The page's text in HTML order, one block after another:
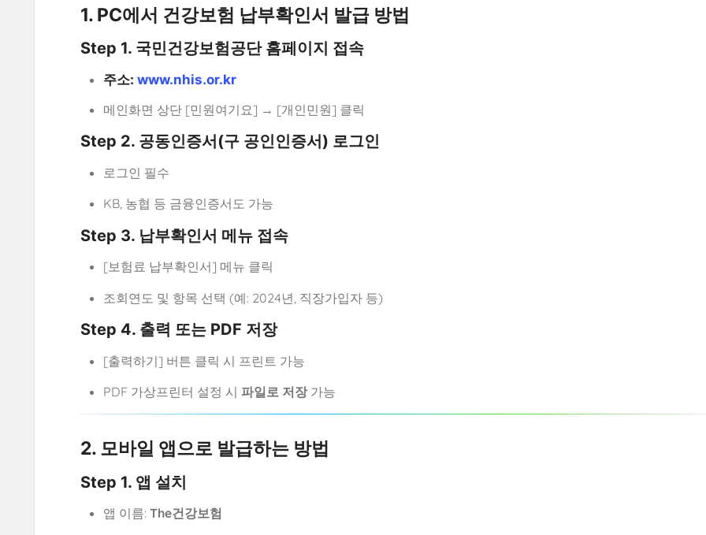
1. PC에서 건강보험 납부확인서 발급 방법
Step 1. 국민건강보험공단 홈페이지 접속
주소:www.nhis.or.kr
메인화면 상단 [민원여기요] → [개인민원] 클릭
Step 2. 공동인증서(구 공인인증서) 로그인
로그인 필수
KB, 농협 등 금융인증서도 가능
Step 3. 납부확인서 메뉴 접속
[보험료 납부확인서] 메뉴 클릭
조회연도 및 항목 선택 (예: 2024년, 직장가입자 등)
Step 4. 출력 또는 PDF 저장
[출력하기] 버튼 클릭 시 프린트 가능
PDF 가상프린터 설정 시 파일로 저장가능
2. 모바일 앱으로 발급하는 방법
Step 1. 앱 설치
앱 이름:The건강보험